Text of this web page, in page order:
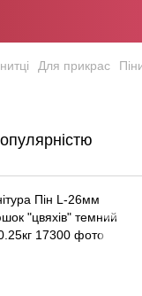
Для прикрас